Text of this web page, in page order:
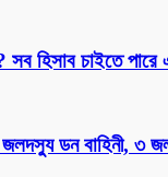
হিসাব চাইতে পারে
জলদস্যু ডন বাহিনী,